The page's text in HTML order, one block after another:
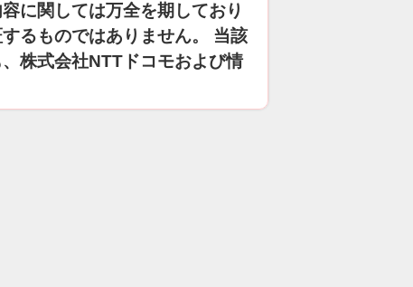
に関しては万全を期しており
るものではありません。 当該
株式会社NTTドコモおよび情